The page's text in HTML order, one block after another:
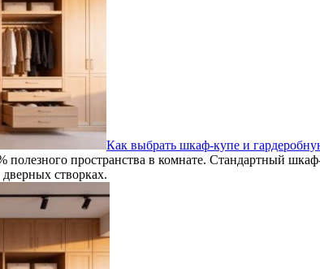
Как выбрать шкаф-купе и
пространства в комнате. Стандартный
дверных створках.